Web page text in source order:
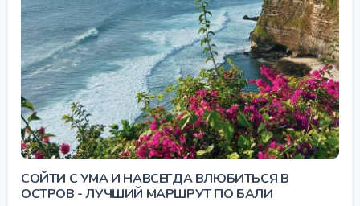
СОЙТИ С УМА И НАВСЕГДА ВЛЮБИТЬСЯ В
ОСТРОВ - ЛУЧШИЙ МАРШРУТ ПО БАЛИ